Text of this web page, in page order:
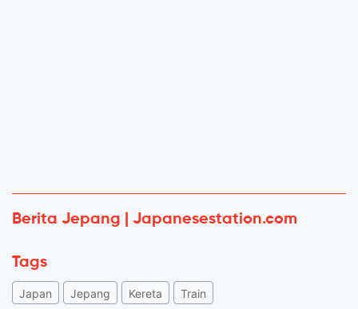
Berita Jepang | Japanesestation.com
Tags
Japan Jepang Kereta Train